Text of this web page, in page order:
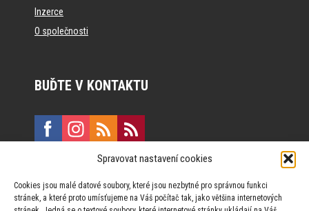
Spravovat nastavení cookies
Cookies jsou malé datové soubory, které jsou nezbytné pro správnou funkci
stránek, a které proto umísťujeme na Váš počítač tak, jako většina internetových
Inzerce
O společnosti
BUĎTE V KONTAKTU
Vinohradská 190, 130 00 Praha 3